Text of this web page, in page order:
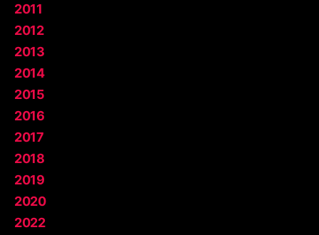
2011
2012
2013
2014
2015
2016
2017
2018
2019
2020
2022